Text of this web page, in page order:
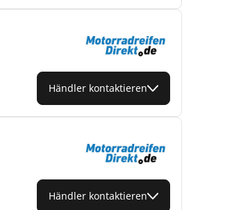
Händler kontaktieren
Händler kontaktieren